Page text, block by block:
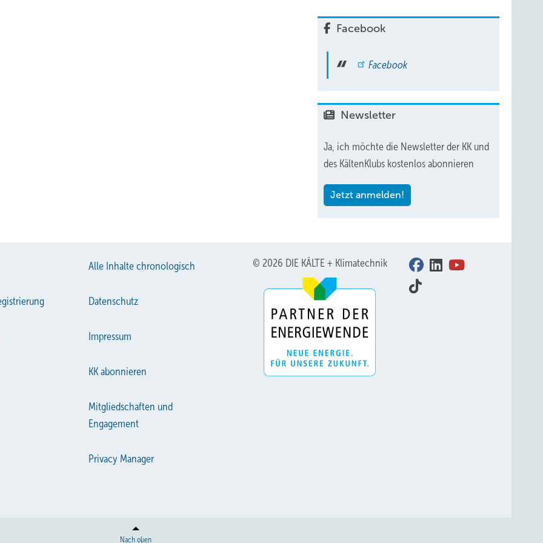
Facebook
Facebook
Newsletter
Ja, ich möchte die Newsletter der KK und
des KältenKlubs kostenlos abonnieren
Jetzt anmelden!
Alle Inhalte chronologisch
Datenschutz
Impressum
KK abonnieren
Mitgliedschaften und
Engagement
Privacy Manager
© 2026 DIE KÄLTE + Klimatechnik
Nach oben